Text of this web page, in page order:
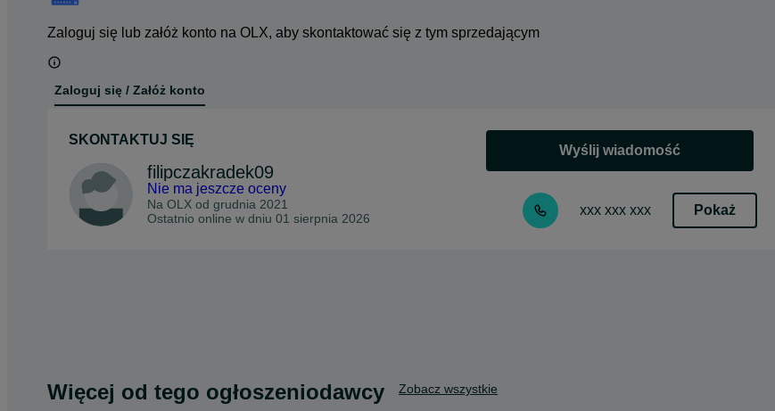
Zaloguj się lub załóż konto na OLX, aby skontaktować się z tym sprzedającym
Zaloguj się / Załóż konto
SKONTAKTUJ SIĘ
filipczakradek09
Nie ma jeszcze oceny
Na OLX od grudnia 2021
Ostatnio online w dniu 01 sierpnia 2026
Wyślij wiadomość
xxx xxx xxx Pokaż
Więcej od tego ogłoszeniodawcy Zobacz wszystkie